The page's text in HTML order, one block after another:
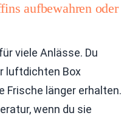
aufbewahren oder
viele Anlässe. Du
luftdichten Box
Frische länger erhalten.
wenn du sie